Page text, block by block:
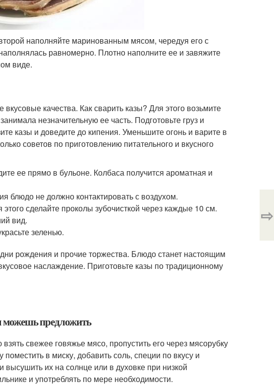
наполняйте маринованным мясом, чередуя его с
равномерно. Плотно наполните ее и завяжите
виде.
качества. Как сварить казы? Для этого возьмите
незначительную ее часть. Подготовьте груз и
казы и доведите до кипения. Уменьшите огонь и варите в
советов по приготовлению питательного и вкусного
ее прямо в бульоне. Колбаса получится ароматная и
блюдо не должно контактировать с воздухом.
сделайте проколы зубочисткой через каждые 10 см.
вид.
зеленью.
рождения и прочие торжества. Блюдо станет настоящим
наслаждение. Приготовьте казы по традиционному
можешь предложить
свежее говяжье мясо, пропустить его через мясорубку
в миску, добавить соль, специи по вкусу и
их на солнце или в духовке при низкой
и употреблять по мере необходимости.
⇨